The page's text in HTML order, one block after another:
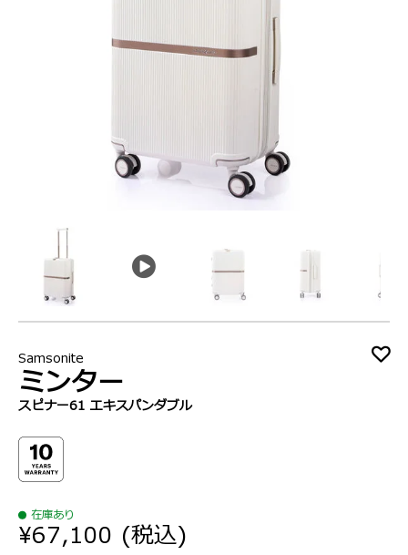
Samsonite
ミンター
スピナー61 エキスパンダブル
在庫あり
¥67,100 (税込)